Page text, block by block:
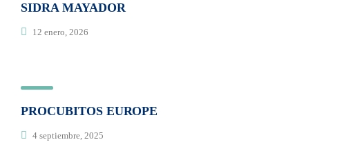
SIDRA MAYADOR
12 enero, 2026
PROCUBITOS EUROPE
4 septiembre, 2025